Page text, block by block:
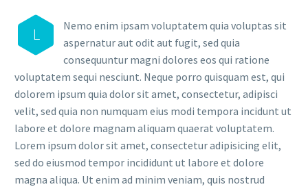
L
Nemo enim ipsam voluptatem quia voluptas sit
aspernatur aut odit aut fugit, sed quia
consequuntur magni dolores eos qui ratione
voluptatem sequi nesciunt. Neque porro quisquam est, qui
dolorem ipsum quia dolor sit amet, consectetur, adipisci
velit, sed quia non numquam eius modi tempora incidunt ut
labore et dolore magnam aliquam quaerat voluptatem.
Lorem ipsum dolor sit amet, consectetur adipisicing elit,
sed do eiusmod tempor incididunt ut labore et dolore
magna aliqua. Ut enim ad minim veniam, quis nostrud